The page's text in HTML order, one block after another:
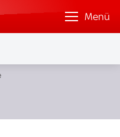
Menü